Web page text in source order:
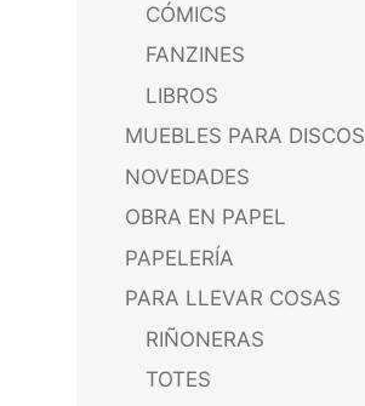
CÓMICS
FANZINES
LIBROS
MUEBLES PARA DISCOS
NOVEDADES
OBRA EN PAPEL
PAPELERÍA
PARA LLEVAR COSAS
RIÑONERAS
TOTES